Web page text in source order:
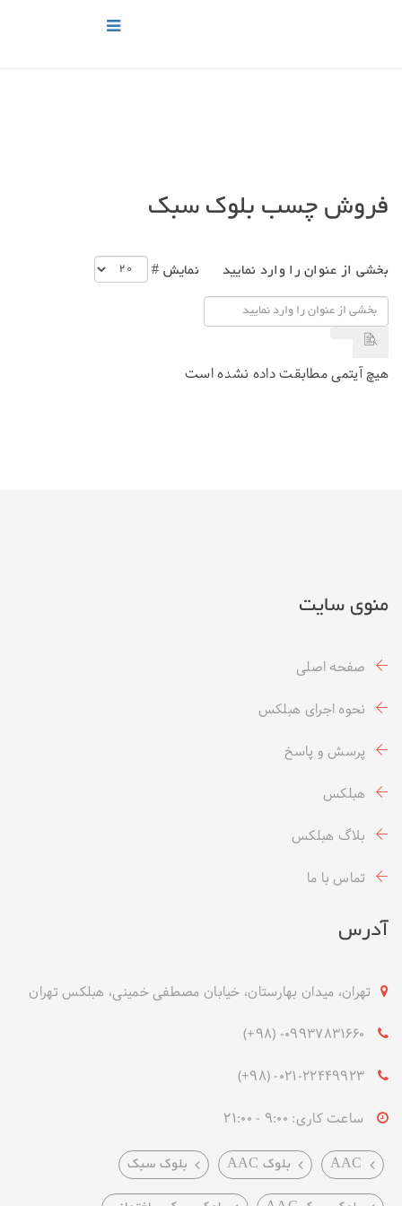
فروش چسب بلوک سبک
بخشی از عنوان را وارد نمایید نمایش #
هیچ آیتمی مطابقت داده نشده است
منوی سایت
صفحه اصلی
نحوه اجرای هبلکس
پرسش و پاسخ
هبلکس
بلاگ هبلکس
تماس با ما
آدرس
تهران، میدان بهارستان، خیابان مصطفی خمینی، هبلکس تهران
ساعت کاری: 9:00 - 21:00
AAC بلوک AAC بلوک سبک